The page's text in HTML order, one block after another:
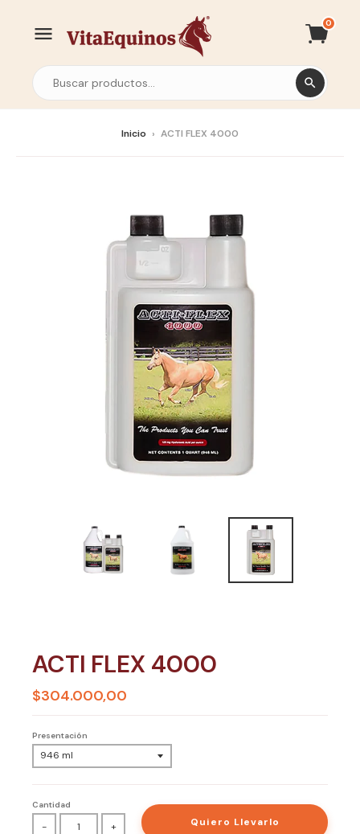
0
Inicio › ACTI FLEX 4000
ACTI FLEX 4000
$304.000,00
Presentación
Cantidad
- + Quiero Llevarlo